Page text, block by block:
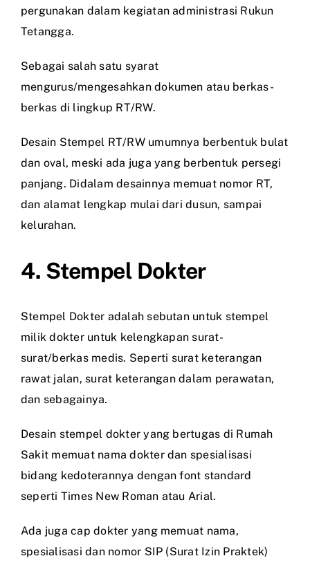
pergunakan dalam kegiatan administrasi Rukun
Tetangga.
Sebagai salah satu syarat
mengurus/mengesahkan dokumen atau berkas-
berkas di lingkup RT/RW.
Desain Stempel RT/RW umumnya berbentuk bulat
dan oval, meski ada juga yang berbentuk persegi
panjang. Didalam desainnya memuat nomor RT,
dan alamat lengkap mulai dari dusun, sampai
kelurahan.
4. Stempel Dokter
Stempel Dokter adalah sebutan untuk stempel
milik dokter untuk kelengkapan surat-
surat/berkas medis. Seperti surat keterangan
rawat jalan, surat keterangan dalam perawatan,
dan sebagainya.
Desain stempel dokter yang bertugas di Rumah
Sakit memuat nama dokter dan spesialisasi
bidang kedoterannya dengan font standard
seperti Times New Roman atau Arial.
Ada juga cap dokter yang memuat nama,
spesialisasi dan nomor SIP (Surat Izin Praktek)